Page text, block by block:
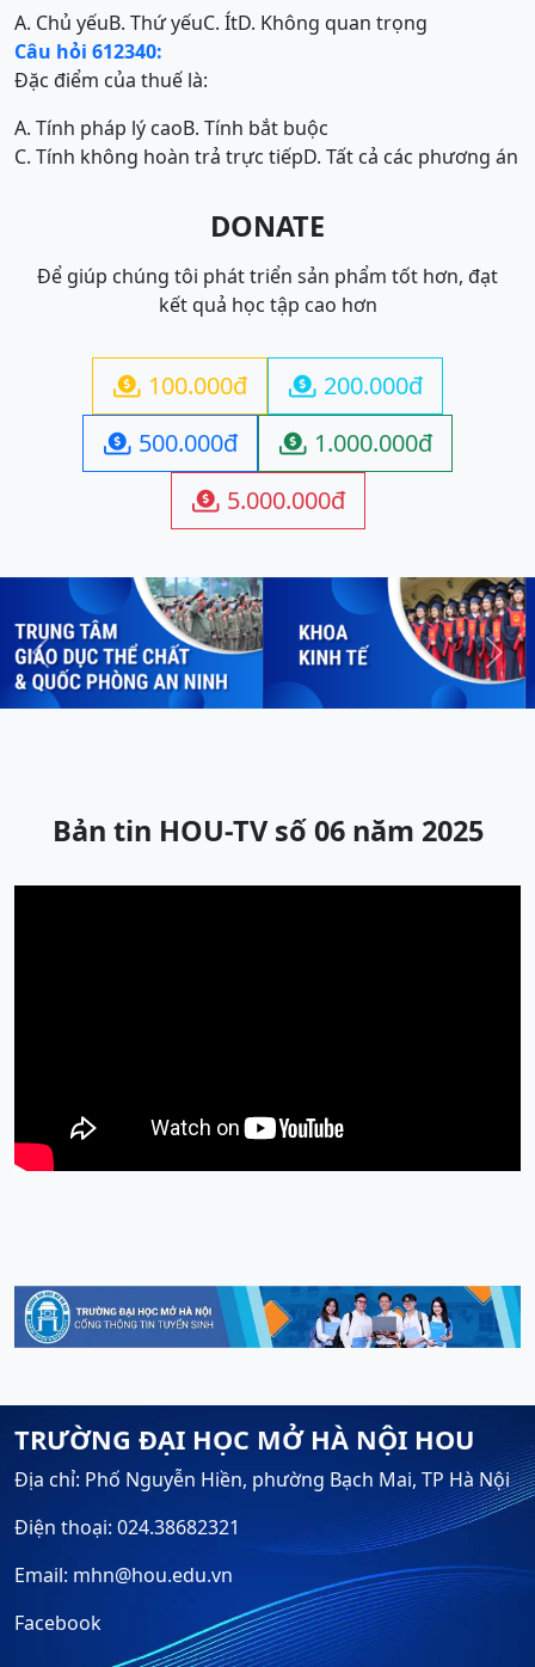
A. Chủ yếuB. Thứ yếuC. ÍtD. Không quan trọng
Câu hỏi 612340:
Đặc điểm của thuế là:
A. Tính pháp lý caoB. Tính bắt buộc
C. Tính không hoàn trả trực tiếpD. Tất cả các phương án
DONATE
Để giúp chúng tôi phát triển sản phẩm tốt hơn, đạt
kết quả học tập cao hơn
 100.000đ  200.000đ
 500.000đ  1.000.000đ
 5.000.000đ
Previous Next
Bản tin HOU-TV số 06 năm 2025
TRƯỜNG ĐẠI HỌC MỞ HÀ NỘI HOU
Địa chỉ: Phố Nguyễn Hiền, phường Bạch Mai, TP Hà Nội
Điện thoại: 024.38682321
Email: mhn@hou.edu.vn
Facebook